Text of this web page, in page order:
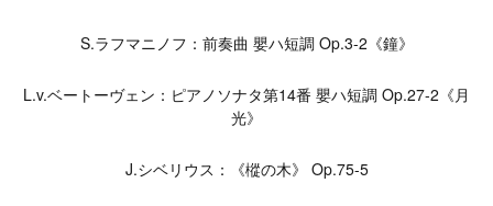
S.ラフマニノフ：前奏曲 嬰ハ短調 Op.3-2《鐘》
L.v.ベートーヴェン：ピアノソナタ第14番 嬰ハ短調 Op.27-2《月
光》
J.シベリウス：《樅の木》 Op.75-5